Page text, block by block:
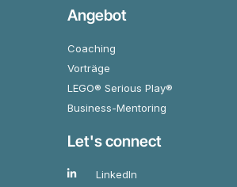
Angebot
Coaching
Vorträge
LEGO® Serious Play®
Business-Mentoring
Let's connect
LinkedIn